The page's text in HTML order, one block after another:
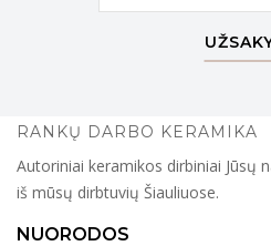
RANKŲ DARBO KERAMIKA
Autoriniai keramikos dirbiniai Jūsų
iš mūsų dirbtuvių Šiauliuose.
NUORODOS